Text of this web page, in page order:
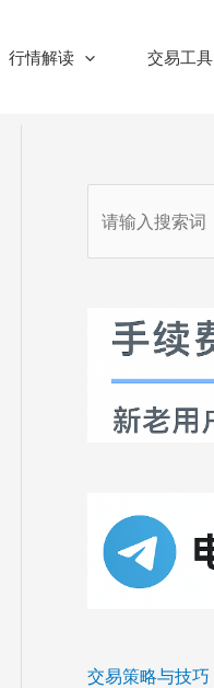
行情解读 交易工具
交易策略与技巧